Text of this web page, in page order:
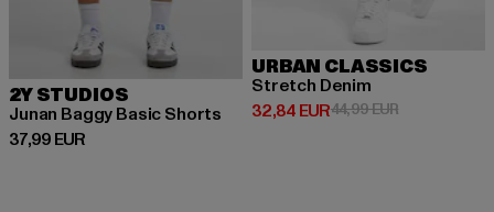
2Y STUDIOS
Junan Baggy Basic Shorts
37,99 EUR
Derzeitiger Preis: 37,99 EUR
URBAN CLASSICS
Stretch Denim
32,84 EUR
Derzeitiger Preis: 32,84 EUR
44,99 EURAktionspreis: